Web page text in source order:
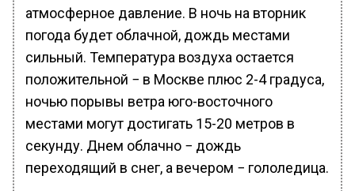
атмосферное давление. В ночь на вторник
погода будет облачной, дождь местами
сильный. Температура воздуха остается
положительной − в Москве плюс 2-4 градуса,
ночью порывы ветра юго-восточного
местами могут достигать 15-20 метров в
секунду. Днем облачно − дождь
переходящий в снег, а вечером − гололедица.